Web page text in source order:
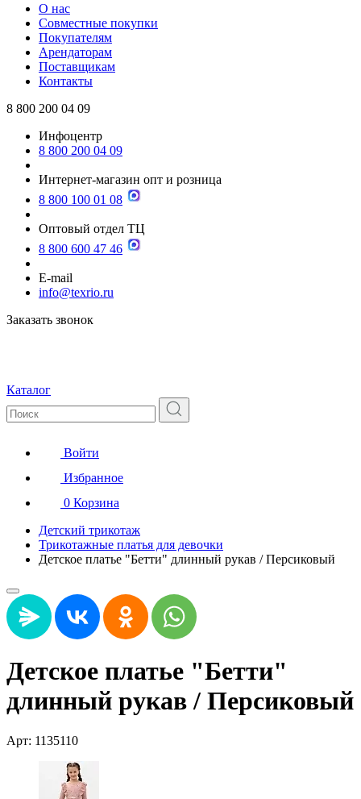
О нас
Совместные покупки
Покупателям
Арендаторам
Поставщикам
Контакты
8 800 200 04 09
Инфоцентр
8 800 200 04 09
Интернет-магазин опт и розница
8 800 100 01 08
Оптовый отдел ТЦ
8 800 600 47 46
E-mail
info@texrio.ru
Заказать звонок
Каталог
Войти
Избранное
0 Корзина
Детский трикотаж
Трикотажные платья для девочки
Детское платье "Бетти" длинный рукав / Персиковый
Детское платье "Бетти"
длинный рукав / Персиковый
Арт: 1135110